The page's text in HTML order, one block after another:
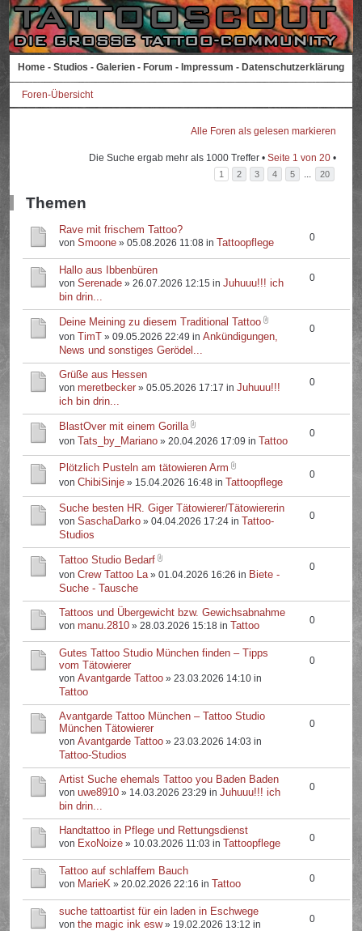
Home - Studios - Galerien - Forum - Impressum - Datenschutzerklärung
Foren-Übersicht
Alle Foren als gelesen markieren
Die Suche ergab mehr als 1000 Treffer • Seite 1 von 20•
1 2 3 4 5 ... 20
Themen
Rave mit frischem Tattoo?
vonSmoone » 05.08.2026 11:08 in Tattoopflege 0
Hallo aus Ibbenbüren
vonSerenade » 26.07.2026 12:15 inJuhuuu!!! ich
bin drin...
0
Deine Meining zu diesem Traditional Tattoo
von TimT » 09.05.2026 22:49 inAnkündigungen,
News und sonstiges Gerödel...
0
Grüße aus Hessen
vonmeretbecker » 05.05.2026 17:17 inJuhuuu!!!
ich bin drin...
0
BlastOver mit einem Gorilla
von Tats_by_Mariano » 20.04.2026 17:09 in Tattoo
0
Plötzlich Pusteln am tätowieren Arm
vonChibiSinje » 15.04.2026 16:48 in Tattoopflege
0
Suche besten HR. Giger Tätowierer/Tätowiererin
vonSaschaDarko » 04.04.2026 17:24 in Tattoo-
Studios
0
Tattoo Studio Bedarf
vonCrew Tattoo La» 01.04.2026 16:26 in Biete -
Suche - Tausche
0
Tattoos und Übergewicht bzw. Gewichsabnahme
vonmanu.2810 » 28.03.2026 15:18 in Tattoo 0
Gutes Tattoo Studio München finden – Tipps
vom Tätowierer
vonAvantgarde Tattoo » 23.03.2026 14:10 in
Tattoo
0
Avantgarde Tattoo München – Tattoo Studio
München Tätowierer
vonAvantgarde Tattoo » 23.03.2026 14:03 in
Tattoo-Studios
0
Artist Suche ehemals Tattoo you Baden Baden
vonuwe8910 » 14.03.2026 23:29 inJuhuuu!!! ich
bin drin...
0
Handtattoo in Pflege und Rettungsdienst
von ExoNoize » 10.03.2026 11:03 in Tattoopflege 0
Tattoo auf schlaffem Bauch
von MarieK » 20.02.2026 22:16 in Tattoo 0
suche tattoartist für ein laden in Eschwege
vonthe magic ink esw» 19.02.2026 13:12 in 0